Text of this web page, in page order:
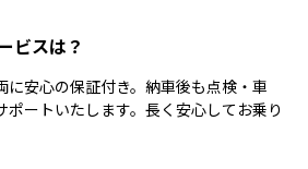
ビスは？
に安心の保証付き。納車後も点検・車
ートいたします。長く安心してお乗り